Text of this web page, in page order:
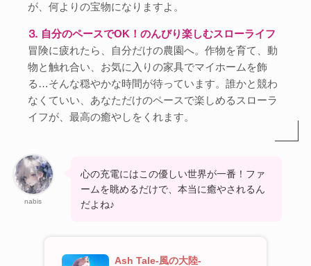
が、何よりの宝物になりますよ。
⒊ 自分のペースでOK！のんびり楽しむスローライフ
冒険に疲れたら、自分だけの農園へ。作物を育て、動
物と触れ合い、お気に入りの家具でマイホームを飾
る…そんな穏やかな時間が待っています。誰かと競わ
なくていい、あなただけのペースで楽しめるスローラ
イフが、最高の癒やしをくれます。
nabis
心の充電にはこの優しい世界が一番！ファ
ームを眺めるだけで、本当に癒やされるん
だよね♪
Ash Tale-風の大陸-